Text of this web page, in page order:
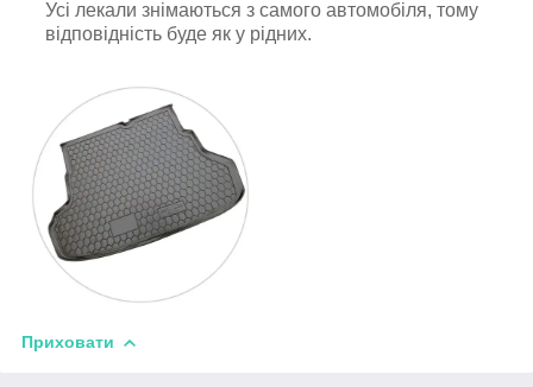
Усі лекали знімаються з самого автомобіля, тому
відповідність буде як у рідних.
Приховати